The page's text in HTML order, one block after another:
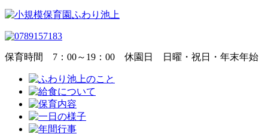
保育時間 7：00～19：00 休園日 日曜・祝日・年末年始